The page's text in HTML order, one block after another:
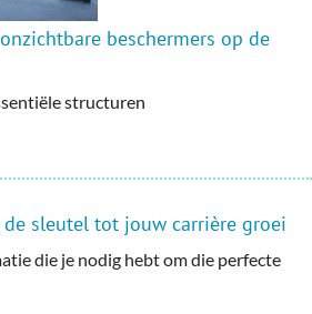
beschermers op de
structuren
de sleutel tot jouw carrière groei
die je nodig hebt om die perfecte